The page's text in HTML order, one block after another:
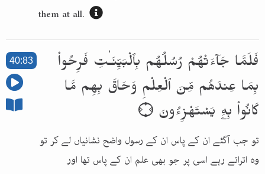
them at all.
فَلَمَّا جَآءَتْهُمْ رُسُلُهُم بِٱلْبَيِّنَـٰتِ فَرِحُوا۟
بِمَا عِندَهُم مِّنَ ٱلْعِلْمِ وَحَاقَ بِهِم مَّا
كَانُوا۟ بِهِۦ يَسْتَهْزِءُونَ ۝
تو جب آگئے ان کے پاس ان کے رسول واضح نشانیاں لے کر تو
وہ اتراتے رہے اسی پر جو بھی علم ان کے پاس تھا اور
40:83